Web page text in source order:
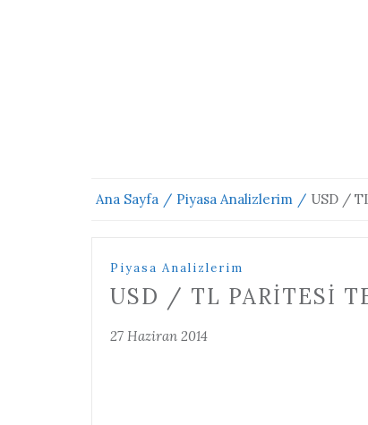
Ana Sayfa Piyasa Analizlerim USD /
Piyasa Analizlerim
USD / TL PARITESI
27 Haziran 2014